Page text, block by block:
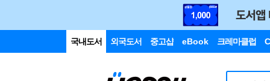
국내도서 외국도서 중고샵 eBook 크레마클럽